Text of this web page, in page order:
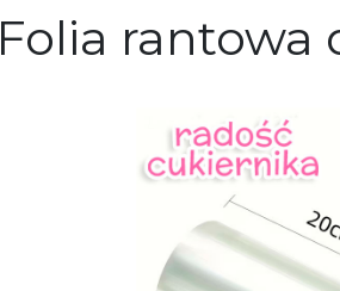
Folia